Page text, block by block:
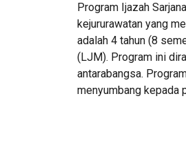
Program Ijazah
kejururawatan yang
adalah 4 tahun (8
(LJM). Program ini
antarabangsa.
menyumbang kepada